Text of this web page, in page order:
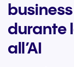
durante
all’AI